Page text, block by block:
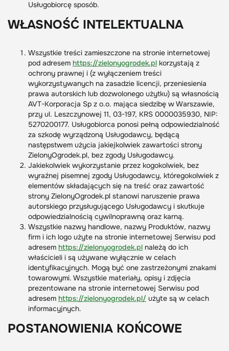
Usługobiorcę sposób.
WŁASNOŚĆ INTELEKTUALNA
Wszystkie treści zamieszczone na stronie internetowej
pod adresem https://zielonyogrodek.pl korzystają z
ochrony prawnej i (z wyłączeniem treści
wykorzystywanych na zasadzie licencji, przeniesienia
prawa autorskich lub dozwolonego użytku) są własnością
AVT-Korporacja Sp z o.o. mająca siedzibę w Warszawie,
przy ul. Leszczynowej 11, 03-197, KRS 0000035930, NIP:
5270200177. Usługobiorca ponosi pełną odpowiedzialność
za szkodę wyrządzoną Usługodawcy, będącą
następstwem użycia jakiejkolwiek zawartości strony
ZielonyOgrodek.pl, bez zgody Usługodawcy.
Jakiekolwiek wykorzystanie przez kogokolwiek, bez
wyraźnej pisemnej zgody Usługodawcy, któregokolwiek z
elementów składających się na treść oraz zawartość
strony ZielonyOgrodek.pl stanowi naruszenie prawa
autorskiego przysługującego Usługodawcy i skutkuje
odpowiedzialnością cywilnoprawną oraz karną.
Wszystkie nazwy handlowe, nazwy Produktów, nazwy
firm i ich logo użyte na stronie internetowej Serwisu pod
adresem https://zielonyogrodek.pl należą do ich
właścicieli i są używane wyłącznie w celach
identyfikacyjnych. Mogą być one zastrzeżonymi znakami
towarowymi. Wszystkie materiały, opisy i zdjęcia
prezentowane na stronie internetowej Serwisu pod
adresem https://zielonyogrodek.pl/ użyte są w celach
informacyjnych.
POSTANOWIENIA KOŃCOWE